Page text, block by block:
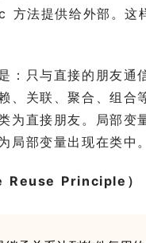
法提供给外部。这
：只与直接的朋友通
、关联、聚合、组合
为直接朋友。局部变
局部变量出现在类中。
Reuse Principle）